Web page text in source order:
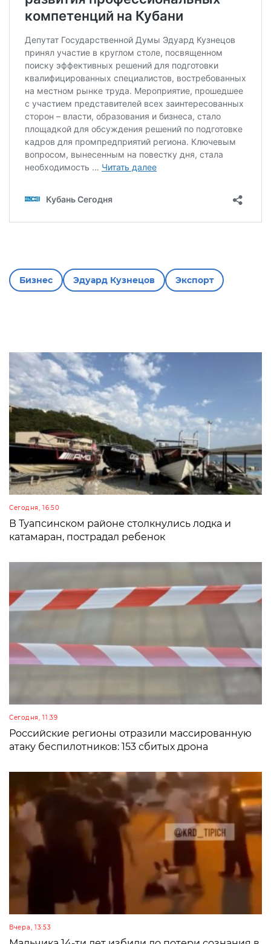
Бизнес Эдуард Кузнецов Экспорт
Сегодня, 16:50
В Туапсинском районе столкнулись лодка и
катамаран, пострадал ребенок
Сегодня, 11:39
Российские регионы отразили массированную
атаку беспилотников: 153 сбитых дрона
Вчера, 13:53